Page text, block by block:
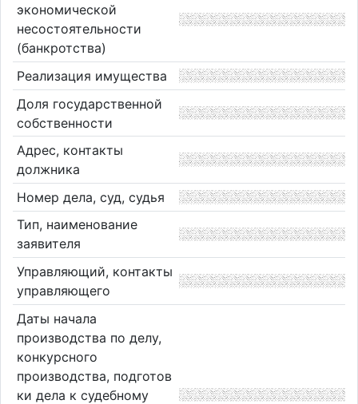
экономической
несостоятельности
(банкротства)
Реализация имущества
Доля государственной
собственности
Адрес, контакты
должника
Номер дела, суд, судья
Тип, наименование
заявителя
Управляющий, контакты
управляющего
Даты начала
производства по делу,
конкурсного
производства, подготов
ки дела к судебному